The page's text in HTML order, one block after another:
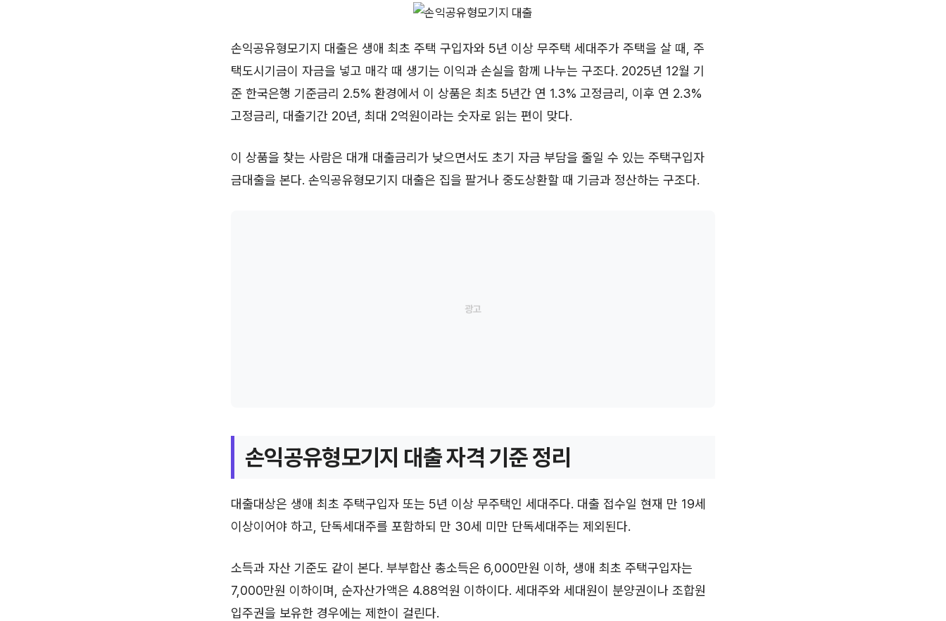
손익공유형모기지 대출은 생애 최초 주택 구입자와 5년 이상 무주택 세대주가 주택을 살 때, 주
택도시기금이 자금을 넣고 매각 때 생기는 이익과 손실을 함께 나누는 구조다. 2025년 12월 기
준 한국은행 기준금리 2.5% 환경에서 이 상품은 최초 5년간 연 1.3% 고정금리, 이후 연 2.3%
고정금리, 대출기간 20년, 최대 2억원이라는 숫자로 읽는 편이 맞다.
이 상품을 찾는 사람은 대개 대출금리가 낮으면서도 초기 자금 부담을 줄일 수 있는 주택구입자
금대출을 본다. 손익공유형모기지 대출은 집을 팔거나 중도상환할 때 기금과 정산하는 구조다.
손익공유형모기지 대출 자격 기준 정리
대출대상은 생애 최초 주택구입자 또는 5년 이상 무주택인 세대주다. 대출 접수일 현재 만 19세
이상이어야 하고, 단독세대주를 포함하되 만 30세 미만 단독세대주는 제외된다.
소득과 자산 기준도 같이 본다. 부부합산 총소득은 6,000만원 이하, 생애 최초 주택구입자는
7,000만원 이하이며, 순자산가액은 4.88억원 이하이다. 세대주와 세대원이 분양권이나 조합원
입주권을 보유한 경우에는 제한이 걸린다.